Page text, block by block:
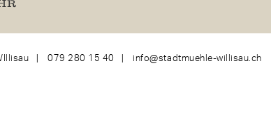
079 280 15 40 info@stadtmuehle-willisau.ch